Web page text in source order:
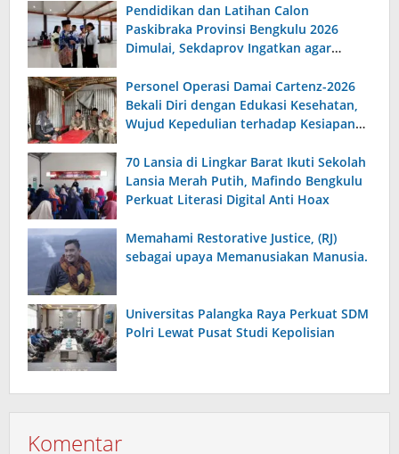
Pendidikan dan Latihan Calon
Paskibraka Provinsi Bengkulu 2026
Dimulai, Sekdaprov Ingatkan agar
Personel Operasi Damai Cartenz-2026
Bekali Diri dengan Edukasi Kesehatan,
Wujud Kepedulian terhadap Kesiapan
70 Lansia di Lingkar Barat Ikuti Sekolah
Lansia Merah Putih, Mafindo Bengkulu
Perkuat Literasi Digital Anti Hoax
Memahami Restorative Justice, (RJ)
sebagai upaya Memanusiakan Manusia.
Universitas Palangka Raya Perkuat SDM
Polri Lewat Pusat Studi Kepolisian
Komentar